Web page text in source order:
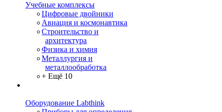
Учебные комплексы
Цифровые двойники
Авиация и космонавтика
Строительство и
архитектура
Физика и химия
Металлургия и
металлообработка
+ Ещё 10
Оборудование Labthink